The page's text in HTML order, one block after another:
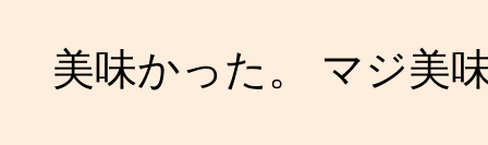
美味かった。 マジ美